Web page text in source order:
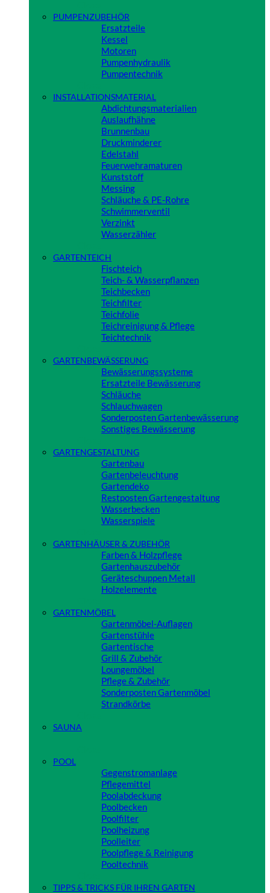
PUMPENZUBEHÖR
Ersatzteile
Kessel
Motoren
Pumpenhydraulik
Pumpentechnik
INSTALLATIONSMATERIAL
Abdichtungsmaterialien
Auslaufhähne
Brunnenbau
Druckminderer
Edelstahl
Feuerwehramaturen
Kunststoff
Messing
Schläuche & PE-Rohre
Schwimmerventil
Verzinkt
Wasserzähler
GARTENTEICH
Fischteich
Teich- & Wasserpflanzen
Teichbecken
Teichfilter
Teichfolie
Teichreinigung & Pflege
Teichtechnik
GARTENBEWÄSSERUNG
Bewässerungssysteme
Ersatzteile Bewässerung
Schläuche
Schlauchwagen
Sonderposten Gartenbewässerung
Sonstiges Bewässerung
GARTENGESTALTUNG
Gartenbau
Gartenbeleuchtung
Gartendeko
Restposten Gartengestaltung
Wasserbecken
Wasserspiele
GARTENHÄUSER & ZUBEHÖR
Farben & Holzpflege
Gartenhauszubehör
Geräteschuppen Metall
Holzelemente
GARTENMÖBEL
Gartenmöbel-Auflagen
Gartenstühle
Gartentische
Grill & Zubehör
Loungemöbel
Pflege & Zubehör
Sonderposten Gartenmöbel
Strandkörbe
SAUNA
POOL
Gegenstromanlage
Pflegemittel
Poolabdeckung
Poolbecken
Poolfilter
Poolheizung
Poolleiter
Poolpflege & Reinigung
Pooltechnik
TIPPS & TRICKS FÜR IHREN GARTEN